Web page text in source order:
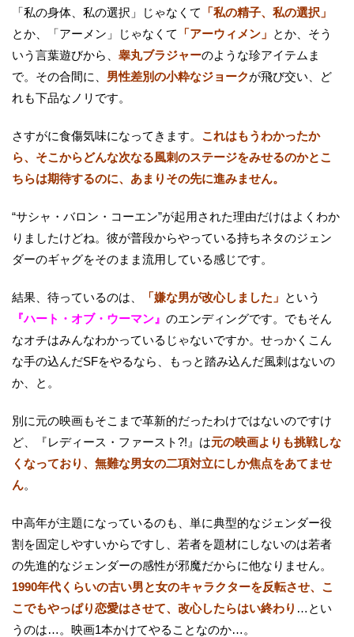
「私の身体、私の選択」じゃなくて
「私の精子、私の選択」
とか、「アーメン」じゃなくて
「アーウィメン」 とか、そう
いう言葉遊びから、 睾丸ブラジャーのような珍アイテムま
で。その合間に、 男性差別の小粋なジョークが飛び交い、ど
れも下品なノリです。
さすがに食傷気味になってきます。 これはもうわかったか
ら、そこからどんな次なる風刺のステージをみせるのかとこ
ちらは期待するのに、あまりその先に進みません。
“サシャ・バロン・コーエン”が起用された理由だけはよくわか
りましたけどね。彼が普段からやっている持ちネタのジェン
ダーのギャグをそのまま流用している感じです。
結果、待っているのは、 「嫌な男が改心しました」 という
『ハート・オブ・ウーマン』 のエンディングです。でもそん
なオチはみんなわかっているじゃないですか。せっかくこん
な手の込んだSFをやるなら、もっと踏み込んだ風刺はないの
か、と。
別に元の映画もそこまで革新的だったわけではないのですけ
ど、『レディース・ファースト?!』は元の映画よりも挑戦しな
くなっており、無難な男女の二項対立にしか焦点をあてませ
ん。
中高年が主題になっているのも、単に典型的なジェンダー役
割を固定しやすいからですし、若者を題材にしないのは若者
の先進的なジェンダーの感性が邪魔だからに他なりません。
1990年代くらいの古い男と女のキャラクターを反転させ、こ
こでもやっぱり恋愛はさせて、改心したらはい終わり …とい
うのは…。映画1本かけてやることなのか…。